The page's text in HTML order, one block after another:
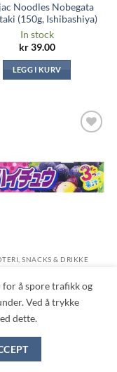
Noodles Nobegata
(150g, Ishibashiya)
In stock
kr39.00
LEGG I KURV
SNACKS & DRIKKE
(55,2g, Morinaga)
In stock
å spore trafikk og
Ved å trykke
dette.